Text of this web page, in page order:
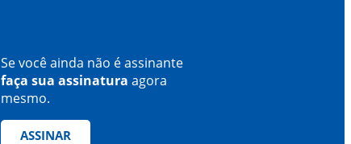
Se você ainda não é assinante
faça sua assinatura agora
mesmo.
ASSINAR